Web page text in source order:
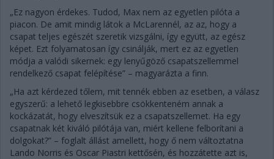
„Ez nagyon érdekes. Tudod, Max nem az egyetlen pilóta a
piacon. De amit mindig látok a McLarennél, az az, hogy a
csapat teljes egészét szeretik vizsgálni, így együtt, az egész
képet. Ezt folyamatosan így csinálják, mert ez az egyetlen
módja a valódi sikernek: egy lenyűgöző csapatszellemmel
rendelkező csapat felépítése” – magyarázta a finn.
„Ha azt kérdezed tőlem, mit tennék ebben az esetben, a válasz
egyszerű: a lehető legkisebbre csökkenteném annak a
kockázatát, hogy elveszítsük ez a csapatszellemet. Ha egy
csapatnak két kiváló pilótája van, miért kellene felborítani a
dolgokat?” – foglalt állást amellett, hogy ő nem változtatna
Lando Norris és Oscar Piastri kettősén, és hozzátette azt is,